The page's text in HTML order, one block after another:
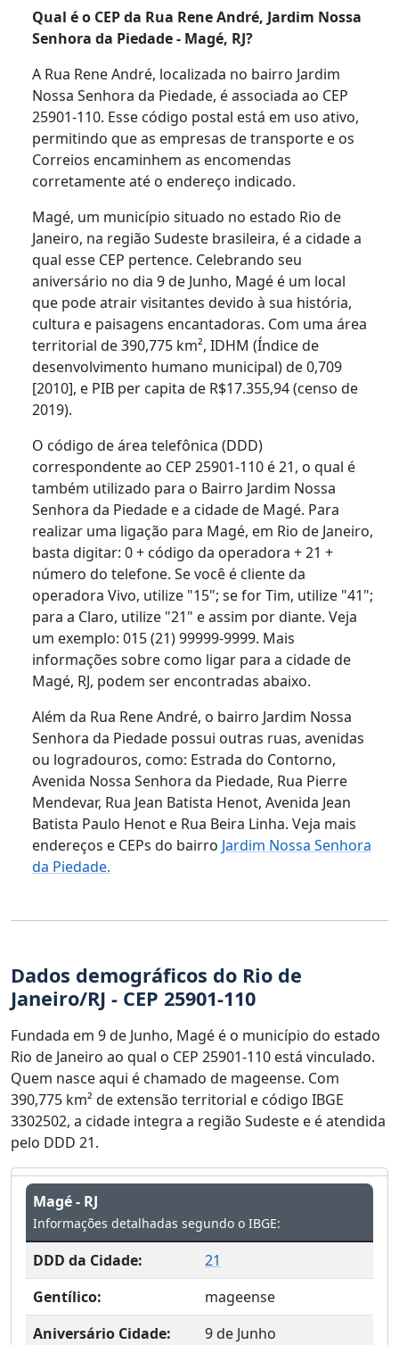
Qual é o CEP da Rua Rene André, Jardim Nossa
Senhora da Piedade - Magé, RJ?
A Rua Rene André, localizada no bairro Jardim
Nossa Senhora da Piedade, é associada ao CEP
25901-110. Esse código postal está em uso ativo,
permitindo que as empresas de transporte e os
Correios encaminhem as encomendas
corretamente até o endereço indicado.
Magé, um município situado no estado Rio de
Janeiro, na região Sudeste brasileira, é a cidade a
qual esse CEP pertence. Celebrando seu
aniversário no dia 9 de Junho, Magé é um local
que pode atrair visitantes devido à sua história,
cultura e paisagens encantadoras. Com uma área
territorial de 390,775 km², IDHM (Índice de
desenvolvimento humano municipal) de 0,709
[2010], e PIB per capita de R$17.355,94 (censo de
2019).
O código de área telefônica (DDD)
correspondente ao CEP 25901-110 é 21, o qual é
também utilizado para o Bairro Jardim Nossa
Senhora da Piedade e a cidade de Magé. Para
realizar uma ligação para Magé, em Rio de Janeiro,
basta digitar: 0 + código da operadora + 21 +
número do telefone. Se você é cliente da
operadora Vivo, utilize "15"; se for Tim, utilize "41";
para a Claro, utilize "21" e assim por diante. Veja
um exemplo: 015 (21) 99999-9999. Mais
informações sobre como ligar para a cidade de
Magé, RJ, podem ser encontradas abaixo.
Além da Rua Rene André, o bairro Jardim Nossa
Senhora da Piedade possui outras ruas, avenidas
ou logradouros, como: Estrada do Contorno,
Avenida Nossa Senhora da Piedade, Rua Pierre
Mendevar, Rua Jean Batista Henot, Avenida Jean
Batista Paulo Henot e Rua Beira Linha. Veja mais
endereços e CEPs do bairro Jardim Nossa Senhora
da Piedade.
Dados demográficos do Rio de
Janeiro/RJ - CEP 25901-110
Fundada em 9 de Junho, Magé é o município do estado
Rio de Janeiro ao qual o CEP 25901-110 está vinculado.
Quem nasce aqui é chamado de mageense. Com
390,775 km² de extensão territorial e código IBGE
3302502, a cidade integra a região Sudeste e é atendida
pelo DDD 21.
Magé - RJ
Informações detalhadas segundo o IBGE:
DDD da Cidade:
21
Gentílico:
mageense
Aniversário Cidade:
9 de Junho